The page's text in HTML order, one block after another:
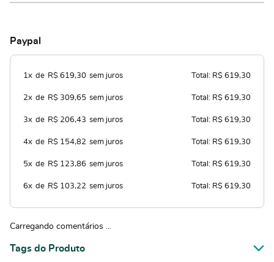
Paypal
1x de R$ 619,30 sem juros Total: R$ 619,30
2x de R$ 309,65 sem juros Total: R$ 619,30
3x de R$ 206,43 sem juros Total: R$ 619,30
4x de R$ 154,82 sem juros Total: R$ 619,30
5x de R$ 123,86 sem juros Total: R$ 619,30
6x de R$ 103,22 sem juros Total: R$ 619,30
Carregando comentários ...
Tags do Produto